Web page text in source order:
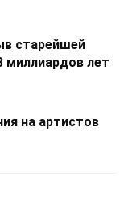
старейшей
миллиардов лет
на артистов